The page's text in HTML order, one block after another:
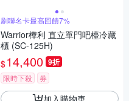
刷聯名卡最高回饋7%
Warrior樺利 直立單門吧檯冷藏
櫃 (SC-125H)
$14,400 9折
限時下殺 券
加入購物車